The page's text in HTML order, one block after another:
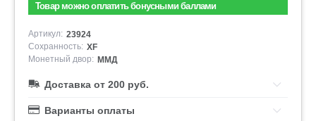
Товар можно оплатить бонусными баллами
Артикул: 23924
Сохранность: XF
Монетный двор: ММД
Доставка от 200 руб.
Варианты оплаты